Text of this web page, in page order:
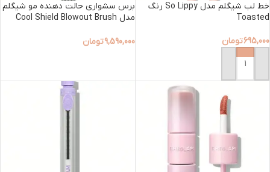
خط لب شیگلم مدل So Lippy رنگ
Toasted
695,000تومان
افزودن به سبد خرید
برس سشواری حالت دهنده مو شیگلم
مدل Cool Shield Blowout Brush
9,590,000تومان